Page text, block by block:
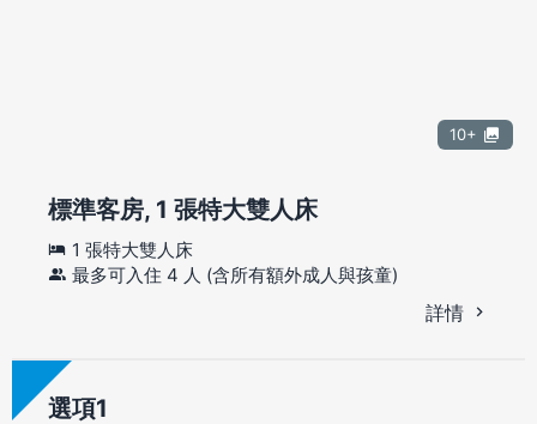
10+
標準客房, 1 張特大雙人床
1 張特大雙人床
最多可入住 4 人 (含所有額外成人與孩童)
詳情
選項